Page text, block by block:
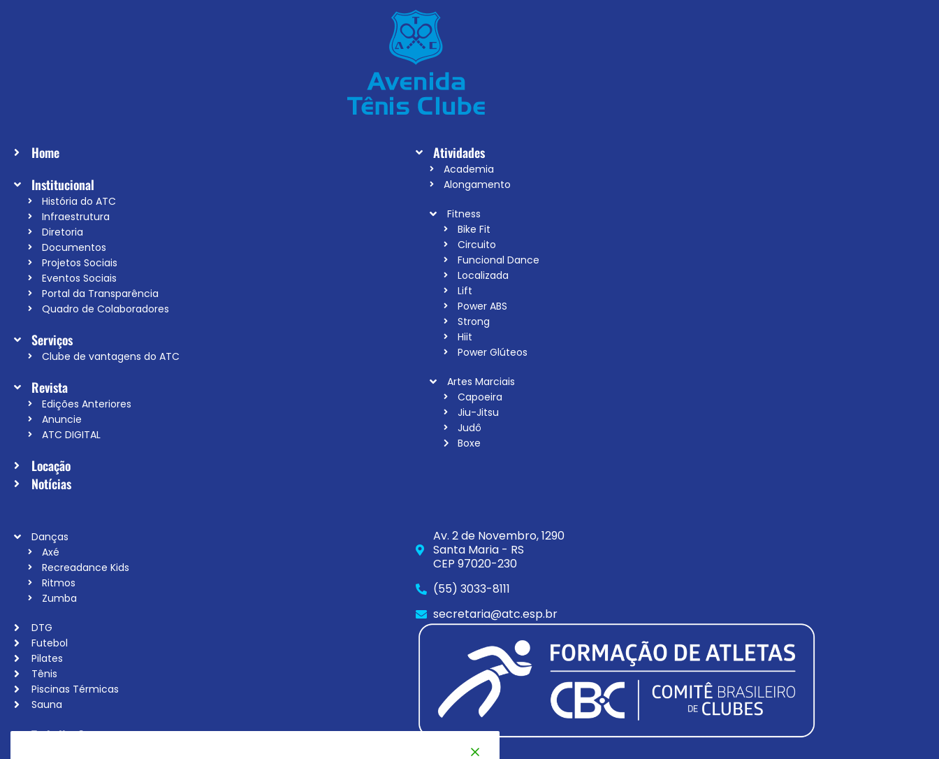
Home
Institucional
História do ATC
Infraestrutura
Diretoria
Documentos
Projetos Sociais
Eventos Sociais
Portal da Transparência
Quadro de Colaboradores
Serviços
Clube de vantagens do ATC
Revista
Edições Anteriores
Anuncie
ATC DIGITAL
Locação
Notícias
Atividades
Academia
Alongamento
Fitness
Bike Fit
Circuito
Funcional Dance
Localizada
Lift
Power ABS
Strong
Hiit
Power Glúteos
Artes Marciais
Capoeira
Jiu-Jitsu
Judô
Boxe
Danças
Axé
Recreadance Kids
Ritmos
Zumba
DTG
Futebol
Pilates
Tênis
Piscinas Térmicas
Sauna
Trabalhe Conosco
Av. 2 de Novembro, 1290
Santa Maria - RS
CEP 97020-230
(55) 3033-8111
secretaria@atc.esp.br